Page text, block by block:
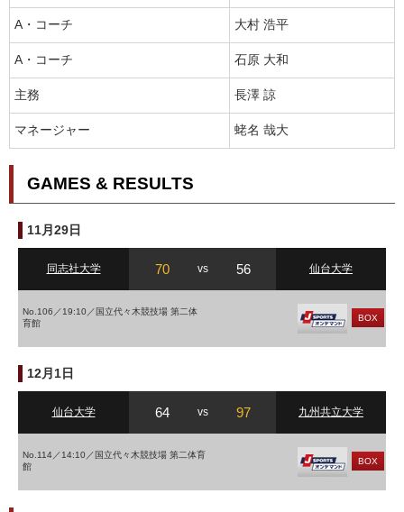
A・コーチ 大村 浩平
A・コーチ 石原 大和
主務 長澤 諒
マネージャー 蛯名 哉大
GAMES & RESULTS
11月29日
同志社大学 70 vs 56 仙台大学
No.106／19:10／国立代々木競技場 第二体
育館
BOX
12月1日
仙台大学 64 vs 97 九州共立大学
No.114／14:10／国立代々木競技場 第二体育
館
BOX